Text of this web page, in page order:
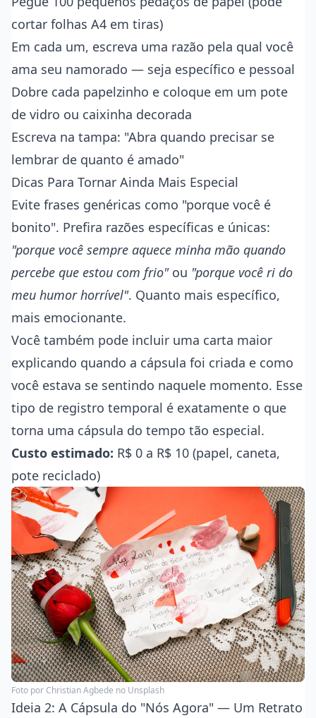
cortar folhas A4 em tiras)
Em cada um, escreva uma razão pela qual você
ama seu namorado — seja específico e pessoal
Dobre cada papelzinho e coloque em um pote
de vidro ou caixinha decorada
Escreva na tampa: "Abra quando precisar se
lembrar de quanto é amado"
Dicas Para Tornar Ainda Mais Especial
Evite frases genéricas como "porque você é
bonito". Prefira razões específicas e únicas:
"porque você sempre aquece minha mão quando
percebe que estou com frio"ou "porque você ri do
meu humor horrível". Quanto mais específico,
mais emocionante.
Você também pode incluir uma carta maior
explicando quando a cápsula foi criada e como
você estava se sentindo naquele momento. Esse
tipo de registro temporal é exatamente o que
torna uma cápsula do tempo tão especial.
Custo estimado: R$ 0 a R$ 10 (papel, caneta,
pote reciclado)
Foto porChristian Agbede no Unsplash
Ideia 2: A Cápsula do "Nós Agora" — Um Retrato